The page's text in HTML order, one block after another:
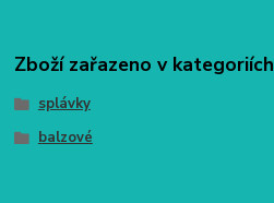
Zboží zařazeno v kategoriích
splávky
balzové